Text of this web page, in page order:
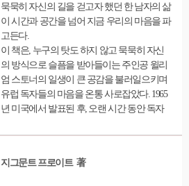
회고적이며 서정성이 강한 신낭만주의적 경
향의 작가로 출발했으며, 1차 세계대전을 거
치면서 깊이있고 내면적인 사고를 갖게 돼 증
오보다 사랑, 전쟁보다 평화가 더 아름다움을
강조했다. 이 작품에는 그가 평생에 걸쳐 추구
해온 삶의 궁극적 의미가 담겨 있다. 낮과 밤,
의식과 무의식, 아폴로와 디오니소스, 지성과
관능, 각성과 도취 등 두 가지의 대립적인 세
해 있는 데미안의 이야기를 통해 자신의 세계
를 잃어버린 인간의 고뇌, 고독하게 모색하고
묵묵히 자신의 길을 걷고자 했던 한 남자의 삶
이 시간과 공간을 넘어 지금 우리의 마음을 파
고든다.
이 책은, 누구의 탓도 하지 않고 묵묵히 자신
의 방식으로 슬픔을 받아들이는 주인공 윌리
엄 스토너의 일생이 큰 공감을 불러일으키며
유럽 독자들의 마음을 온통 사로잡았다. 1965
년 미국에서 발표된 후, 오랜 시간 동안 독자
덜란드 등 유럽 출판계와 평론가, 독자들의 열
다. 50년의 시차를 가볍게 뛰어넘어, 작가 존
지그문트 프로이트 著